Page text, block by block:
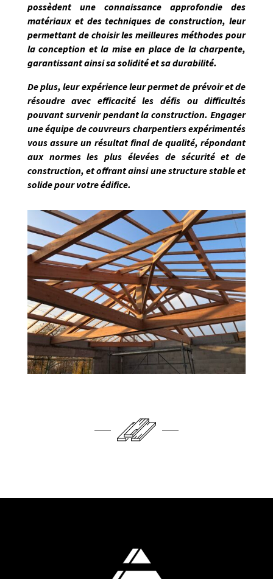
possèdent une connaissance approfondie des
matériaux et des techniques de construction, leur
permettant de choisir les meilleures méthodes pour
la conception et la mise en place de la charpente,
garantissant ainsi sa solidité et sa durabilité.
De plus, leur expérience leur permet de prévoir et de
résoudre avec efficacité les défis ou difficultés
pouvant survenir pendant la construction. Engager
une équipe de couvreurs charpentiers expérimentés
vous assure un résultat final de qualité, répondant
aux normes les plus élevées de sécurité et de
construction, et offrant ainsi une structure stable et
solide pour votre édifice.